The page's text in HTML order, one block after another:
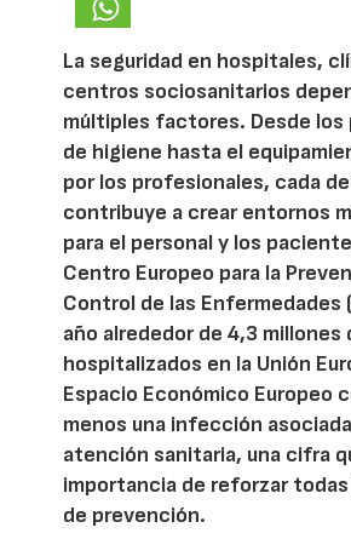
La seguridad en hospitales,
centros sociosanitarios
múltiples factores. Desde
de higiene hasta el
por los profesionales, cada
contribuye a crear entornos
para el personal y los
Centro Europeo para la
Control de las Enfermedades
año alrededor de 4,3
hospitalizados en la Unión
Espacio Económico Europeo
menos una infección
atención sanitaria, una cifra
importancia de reforzar todas
de prevención.